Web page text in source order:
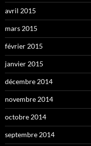
avril 2015
mars 2015
février 2015
janvier 2015
décembre 2014
novembre 2014
octobre 2014
septembre 2014